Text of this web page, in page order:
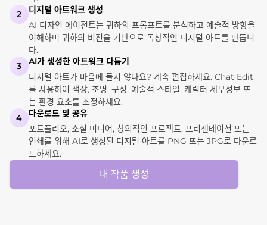
2
디지털 아트워크 생성
AI 디자인 에이전트는 귀하의 프롬프트를 분석하고 예술적 방향을
이해하며 귀하의 비전을 기반으로 독창적인 디지털 아트를 만듭니
다.
3
AI가 생성한 아트워크 다듬기
디지털 아트가 마음에 들지 않나요? 계속 편집하세요. Chat Edit
를 사용하여 색상, 조명, 구성, 예술적 스타일, 캐릭터 세부정보 또
는 환경 요소를 조정하세요.
4
다운로드 및 공유
포트폴리오, 소셜 미디어, 창의적인 프로젝트, 프리젠테이션 또는
인쇄를 위해 AI로 생성된 디지털 아트를 PNG 또는 JPG로 다운로
드하세요.
내 작품 생성